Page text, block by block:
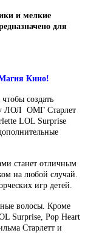
и мелкие
для
Кино!
создать
ЛОЛ ОМГ Старлет
LOL Surprise
станет отличным
на любой случай.
игр детей.
волосы. Кроме
Surprise, Pop Heart
Старлетт и